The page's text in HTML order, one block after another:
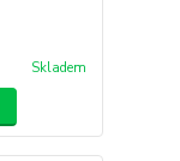
Skladem